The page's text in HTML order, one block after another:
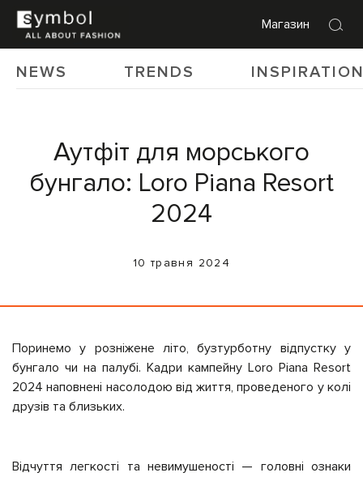
Магазин
NEWS TRENDS
Аутфіт для морського
бунгало: Loro Piana Resort
2024
10 травня 2024
Поринемо у розніжене літо, бузтурботну відпустку у
бунгало чи на палубі. Кадри кампейну Loro Piana Resort
2024 наповнені насолодою від життя, проведеного у колі
друзів та близьких.
Відчуття легкості та невимушеності — головні ознаки